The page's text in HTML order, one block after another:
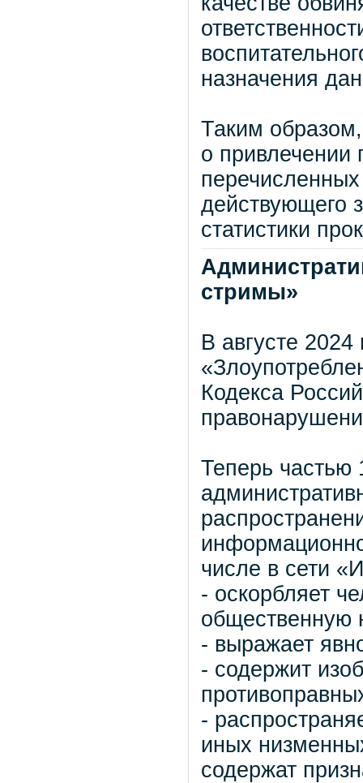
назначения
Таким
о привлечении
перечисленных
действующего
статистики
стримы»
В августе
Кодекса
Теперь частью
числе в сети
- оскорбляет
общественную
- выражает
- содержит
-
иных
содержат